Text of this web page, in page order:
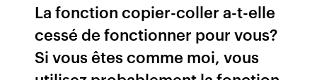
La fonction copier-coller a-t-elle
cessé de fonctionner pour vous?
Si vous êtes comme moi, vous